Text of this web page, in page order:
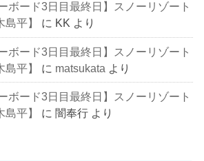
ボード3日目最終日】スノーリゾート
平】
に KK より
ボード3日目最終日】スノーリゾート
平】
に matsukata より
ボード3日目最終日】スノーリゾート
平】
に闇奉行 より